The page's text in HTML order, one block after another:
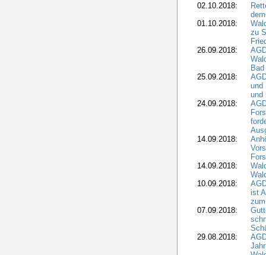
02.10.2018:
01.10.2018:
zu
26.09.2018:
25.09.2018:
und
und
24.09.2018:
14.09.2018:
14.09.2018:
10.09.2018:
ist
07.09.2018:
29.08.2018: